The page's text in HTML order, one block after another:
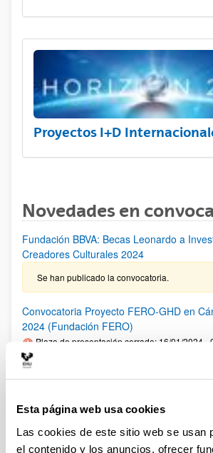
Esta página web usa cookies
Las cookies de este sitio web se usan
el contenido y los anuncios, ofrecer
Proyectos I+D
Novedades en
Fundación BBVA: Becas Leonardo a
Creadores Culturales 2024
Se han publicado la convocatoria.
Convocatoria Proyecto FERO-GHD en
2024 (Fundación FERO)
Plazo de presentación cerrado: 16/01/2024 -
presentar una solicitud: 02/02/2024 Fase1:
2024